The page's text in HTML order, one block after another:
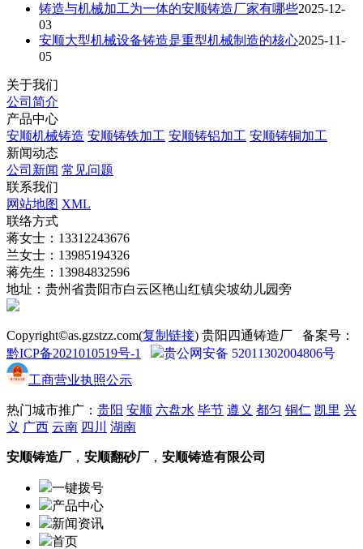
铸造与机械加工为一体的安顺铸造厂家有哪些2025-12-
03
安顺大型机械设备铸造是重型机械制造的核心2025-11-
05
关于我们
公司简介
产品中心
安顺机械铸造 安顺铸铁加工 安顺铸铝加工 安顺铸铜加工
新闻动态
公司新闻 常见问题
联系我们
网站地图 XML
联络方式
蒋女士：13312243676
兰女士：13985194326
蒋先生：13984832596
地址：贵州省贵阳市白云区艳山红镇尖坡幼儿园旁
Copyright©as.gzstzz.com(复制链接) 贵阳四通铸造厂 备案号：
黔ICP备2021010519号-1
贵公网安备 52011302004806号
工商营业执照公示
热门城市推广： 贵阳 安顺 六盘水 毕节 遵义 都匀 铜仁 凯里 兴
义 广西 云南 四川 湖南
安顺铸造厂 ， 安顺翻砂厂 ， 安顺铸造有限公司
一键拨号
产品中心
新闻资讯
首页